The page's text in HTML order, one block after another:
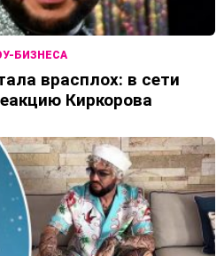
БИЗНЕСА
врасплох: в сети
Киркорова